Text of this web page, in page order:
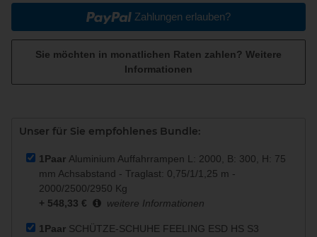
Zahlungen erlauben?
Sie möchten in monatlichen Raten zahlen? Weitere
Informationen
Unser für Sie empfohlenes Bundle:
1Paar Aluminium Auffahrrampen L: 2000, B: 300, H: 75
mm Achsabstand - Traglast: 0,75/1/1,25 m -
2000/2500/2950 Kg
+ 548,33 €
weitere Informationen
1Paar SCHÜTZE-SCHUHE FEELING ESD HS S3